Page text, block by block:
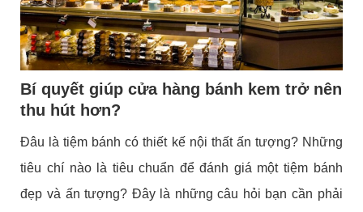
Bí quyết giúp cửa hàng bánh kem trở nên
thu hút hơn?
Đâu là tiệm bánh có thiết kế nội thất ấn tượng? Những
tiêu chí nào là tiêu chuẩn để đánh giá một tiệm bánh
đẹp và ấn tượng? Đây là những câu hỏi bạn cần phải